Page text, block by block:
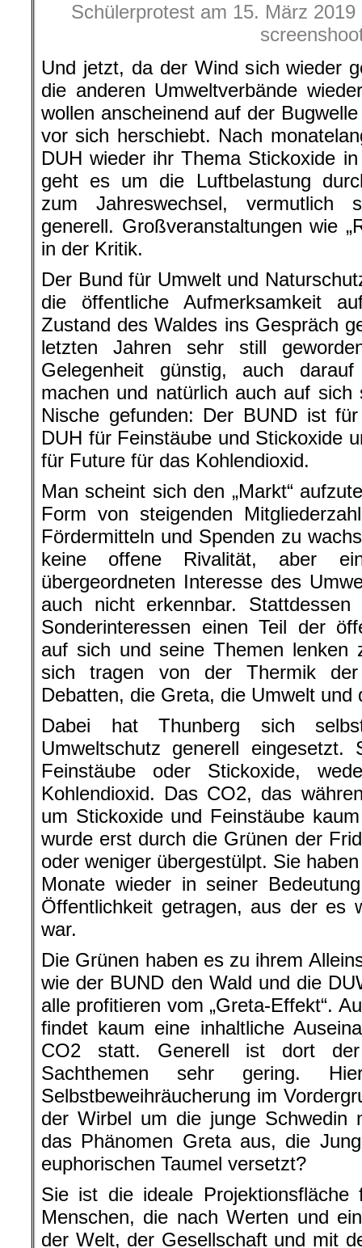
Schülerprotest am 15. März
Und jetzt, da der Wind sich wieder
die anderen Umweltverbände
wollen anscheinend auf der
vor sich herschiebt. Nach
DUH wieder ihr Thema Stickoxide
geht es um die Luftbelastung
zum Jahreswechsel, vermutlich
generell. Großveranstaltungen wie
in der Kritik.
Der Bund für Umwelt und
die öffentliche Aufmerksamkeit
Zustand des Waldes ins Gespräch
letzten Jahren sehr still
Gelegenheit günstig, auch
machen und natürlich auch auf
Nische gefunden: Der BUND ist
DUH für Feinstäube und Stickoxide
für Future für das Kohlendioxid.
Man scheint sich den „Markt“
Form von steigenden
Fördermitteln und Spenden zu
keine offene Rivalität, aber
übergeordneten Interesse des
auch nicht erkennbar.
Sonderinteressen einen Teil der
auf sich und seine Themen lenken
sich tragen von der Thermik
Debatten, die Greta, die Umwelt
Dabei hat Thunberg sich
Umweltschutz generell
Feinstäube oder Stickoxide,
Kohlendioxid. Das CO2, das
um Stickoxide und Feinstäube
wurde erst durch die Grünen der
oder weniger übergestülpt. Sie
Monate wieder in seiner
Öffentlichkeit getragen, aus der es
war.
Die Grünen haben es zu ihrem
wie der BUND den Wald und die
alle profitieren vom „Greta-Effekt“.
findet kaum eine inhaltliche
CO2 statt. Generell ist dort
Sachthemen sehr gering.
Selbstbeweihräucherung im
der Wirbel um die junge Schwedin
das Phänomen Greta aus, die
euphorischen Taumel versetzt?
Sie ist die ideale Projektionsfläche
Menschen, die nach Werten und
der Welt, der Gesellschaft und mit